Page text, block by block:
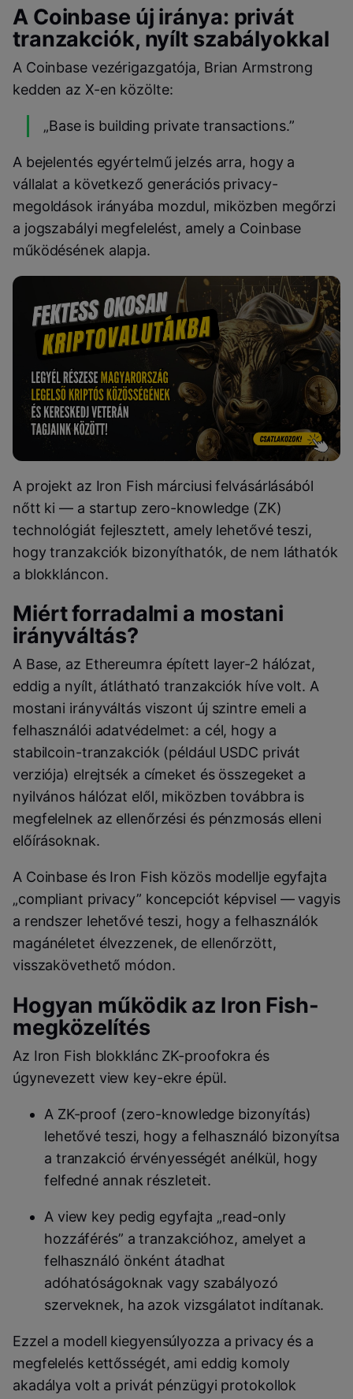
A Coinbase új iránya: privát
tranzakciók, nyílt szabályokkal
A Coinbase vezérigazgatója, Brian Armstrong
kedden az X-en közölte:
„Base is building private transactions.”
A bejelentés egyértelmű jelzés arra, hogy a
vállalat a következő generációs privacy-
megoldások irányába mozdul, miközben megőrzi
a jogszabályi megfelelést, amely a Coinbase
működésének alapja.
A projekt az Iron Fish márciusi felvásárlásából
nőtt ki — a startup zero-knowledge (ZK)
technológiát fejlesztett, amely lehetővé teszi,
hogy tranzakciók bizonyíthatók, de nem láthatók
a blokkláncon.
Miért forradalmi a mostani
irányváltás?
A Base, az Ethereumra épített layer-2 hálózat,
eddig a nyílt, átlátható tranzakciók híve volt. A
mostani irányváltás viszont új szintre emeli a
felhasználói adatvédelmet: a cél, hogy a
stabilcoin-tranzakciók (például USDC privát
verziója) elrejtsék a címeket és összegeket a
nyilvános hálózat elől, miközben továbbra is
megfelelnek az ellenőrzési és pénzmosás elleni
előírásoknak.
A Coinbase és Iron Fish közös modellje egyfajta
„compliant privacy” koncepciót képvisel — vagyis
a rendszer lehetővé teszi, hogy a felhasználók
magánéletet élvezzenek, de ellenőrzött,
visszakövethető módon.
Hogyan működik az Iron Fish-
megközelítés
Az Iron Fish blokklánc ZK-proofokra és
úgynevezett view key-ekre épül.
A ZK-proof (zero-knowledge bizonyítás)
lehetővé teszi, hogy a felhasználó bizonyítsa
a tranzakció érvényességét anélkül, hogy
felfedné annak részleteit.
A view key pedig egyfajta „read-only
hozzáférés” a tranzakcióhoz, amelyet a
felhasználó önként átadhat
adóhatóságoknak vagy szabályozó
szerveknek, ha azok vizsgálatot indítanak.
Ezzel a modell kiegyensúlyozza a privacy és a
megfelelés kettősségét, ami eddig komoly
akadálya volt a privát pénzügyi protokollok